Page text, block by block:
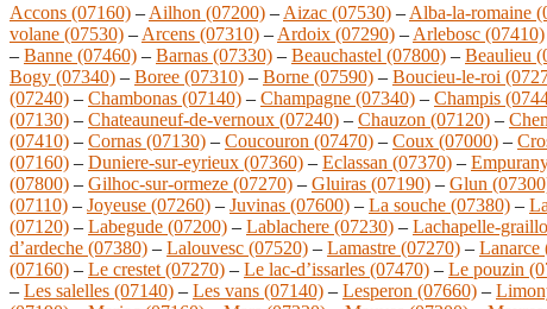
Accons (07160) – Ailhon (07200) – Aizac (07530) – Alba-la-romaine
volane (07530) – Arcens (07310) – Ardoix (07290) – Arlebosc (07410)
– Banne (07460) – Barnas (07330) – Beauchastel (07800) – Beaulieu
Bogy (07340) – Boree (07310) – Borne (07590) – Boucieu-le-roi
(07240) – Chambonas (07140) – Champagne (07340) – Champis
(07130) – Chateauneuf-de-vernoux (07240) – Chauzon (07120) –
(07410) – Cornas (07130) – Coucouron (07470) – Coux (07000) –
(07160) – Duniere-sur-eyrieux (07360) – Eclassan (07370) –
(07800) – Gilhoc-sur-ormeze (07270) – Gluiras (07190) – Glun
(07110) – Joyeuse (07260) – Juvinas (07600) – La souche (07380) –
(07120) – Labegude (07200) – Lablachere (07230) – Lachapelle-
d’ardeche (07380) – Lalouvesc (07520) – Lamastre (07270) – Lanarce
(07160) – Le crestet (07270) – Le lac-d’issarles (07470) – Le pouzin
– Les salelles (07140) – Les vans (07140) – Lesperon (07660) –